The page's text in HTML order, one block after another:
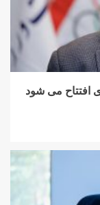
افتتاح می شود